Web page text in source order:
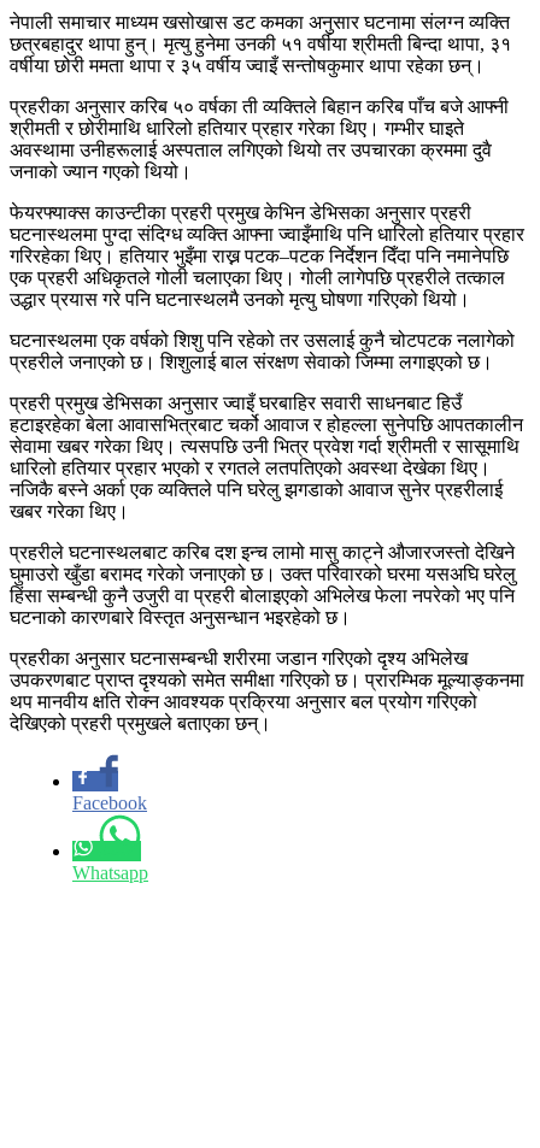
नेपाली समाचार माध्यम खसोखास डट कमका अनुसार घटनामा संलग्न व्यक्ति
छत्रबहादुर थापा हुन्। मृत्यु हुनेमा उनकी ५१ वर्षीया श्रीमती बिन्दा थापा, ३१
वर्षीया छोरी ममता थापा र ३५ वर्षीय ज्वाइँ सन्तोषकुमार थापा रहेका छन्।
प्रहरीका अनुसार करिब ५० वर्षका ती व्यक्तिले बिहान करिब पाँच बजे आफ्नी
श्रीमती र छोरीमाथि धारिलो हतियार प्रहार गरेका थिए। गम्भीर घाइते
अवस्थामा उनीहरूलाई अस्पताल लगिएको थियो तर उपचारका क्रममा दुवै
जनाको ज्यान गएको थियो।
फेयरफ्याक्स काउन्टीका प्रहरी प्रमुख केभिन डेभिसका अनुसार प्रहरी
घटनास्थलमा पुग्दा संदिग्ध व्यक्ति आफ्ना ज्वाइँमाथि पनि धारिलो हतियार प्रहार
गरिरहेका थिए। हतियार भुइँमा राख्न पटक–पटक निर्देशन दिँदा पनि नमानेपछि
एक प्रहरी अधिकृतले गोली चलाएका थिए। गोली लागेपछि प्रहरीले तत्काल
उद्धार प्रयास गरे पनि घटनास्थलमै उनको मृत्यु घोषणा गरिएको थियो।
घटनास्थलमा एक वर्षको शिशु पनि रहेको तर उसलाई कुनै चोटपटक नलागेको
प्रहरीले जनाएको छ। शिशुलाई बाल संरक्षण सेवाको जिम्मा लगाइएको छ।
प्रहरी प्रमुख डेभिसका अनुसार ज्वाइँ घरबाहिर सवारी साधनबाट हिउँ
हटाइरहेका बेला आवासभित्रबाट चर्को आवाज र होहल्ला सुनेपछि आपतकालीन
सेवामा खबर गरेका थिए। त्यसपछि उनी भित्र प्रवेश गर्दा श्रीमती र सासूमाथि
धारिलो हतियार प्रहार भएको र रगतले लतपतिएको अवस्था देखेका थिए।
नजिकै बस्ने अर्का एक व्यक्तिले पनि घरेलु झगडाको आवाज सुनेर प्रहरीलाई
खबर गरेका थिए।
प्रहरीले घटनास्थलबाट करिब दश इन्च लामो मासु काट्ने औजारजस्तो देखिने
घुमाउरो खुँडा बरामद गरेको जनाएको छ। उक्त परिवारको घरमा यसअघि घरेलु
हिंसा सम्बन्धी कुनै उजुरी वा प्रहरी बोलाइएको अभिलेख फेला नपरेको भए पनि
घटनाको कारणबारे विस्तृत अनुसन्धान भइरहेको छ।
प्रहरीका अनुसार घटनासम्बन्धी शरीरमा जडान गरिएको दृश्य अभिलेख
उपकरणबाट प्राप्त दृश्यको समेत समीक्षा गरिएको छ। प्रारम्भिक मूल्याङ्कनमा
थप मानवीय क्षति रोक्न आवश्यक प्रक्रिया अनुसार बल प्रयोग गरिएको
देखिएको प्रहरी प्रमुखले बताएका छन्।
Facebook
Whatsapp